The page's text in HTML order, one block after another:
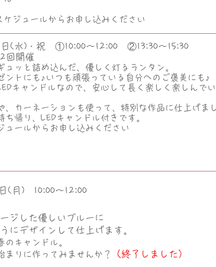
ケジュールからお申し込みください
日(水)・祝 ①10:00～12:00 ②13:30～15:30
回開催
ュッと詰め込んだ、優しく灯るランタン。
ントにも♪いつも頑張っている自分へのご褒美にも♪
キャンドルなので、安心して長く楽しく楽しんでい
、カーネーションも使って、特別な作品に仕上げま
ち帰り、LEDキャンドル付きです。
ュールからお申し込みください
(月) 10:00～12:00
ジした優しいブルーに
にデザインして仕上げます。
のキャンドル。
まりに作ってみませんか？
（終了しました）